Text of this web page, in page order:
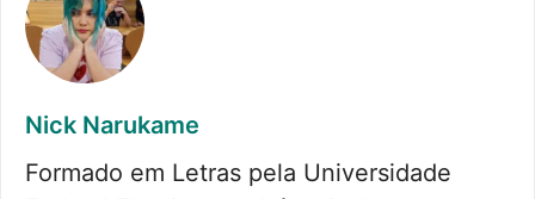
Nick Narukame
Formado em Letras pela Universidade